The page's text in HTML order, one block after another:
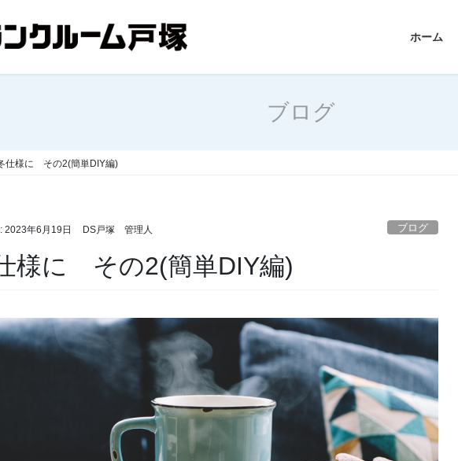
ホーム
ブログ
仕様に その2(簡単DIY編)
2023年6月19日 DS戸塚 管理人 ブログ
様に その2(簡単DIY編)